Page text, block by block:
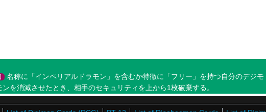
名称に「インペリアルドラモン」を含むか特徴に「フリー」を持つ自分のデジモ
を消滅させたとき、相手のセキュリティを上から1枚破棄する。